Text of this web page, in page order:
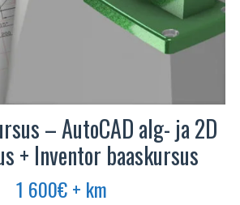
– AutoCAD alg- ja 2D
+ Inventor baaskursus
1 600€+ km